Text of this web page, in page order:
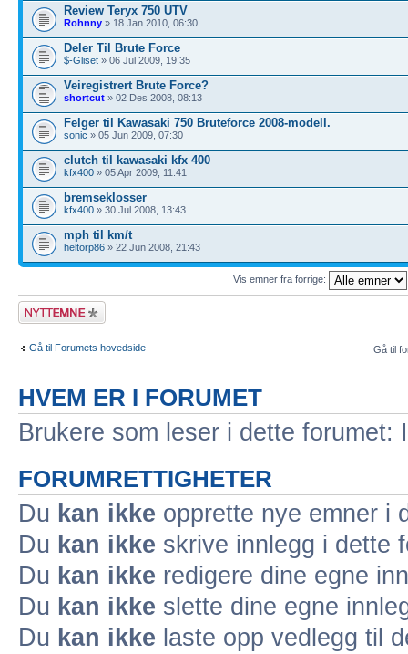
Review Teryx 750 UTV
Rohnny » 18 Jan 2010, 06:30
Deler Til Brute Force
$-Gliset » 06 Jul 2009, 19:35
Veiregistrert Brute Force?
shortcut » 02 Des 2008, 08:13
Felger til Kawasaki 750 Bruteforce 2008-modell.
sonic » 05 Jun 2009, 07:30
clutch til kawasaki kfx 400
kfx400 » 05 Apr 2009, 11:41
bremseklosser
kfx400 » 30 Jul 2008, 13:43
mph til km/t
heltorp86 » 22 Jun 2008, 21:43
Vis emner fra forrige:
Legg inn et nytt
emne
Gå til Forumets hovedside Gå til
HVEM ER I FORUMET
Brukere som leser i dette
FORUMRETTIGHETER
Du kan ikke opprette nye emner i
Du kan ikke skrive innlegg i dette
Du kan ikke redigere dine egne
Du kan ikke slette dine egne
Du kan ikke laste opp vedlegg til